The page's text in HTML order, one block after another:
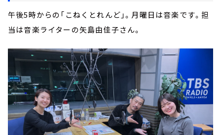
午後5時からの「こねくとれんど」。月曜日は音楽です。担
当は音楽ライターの矢島由佳子さん。